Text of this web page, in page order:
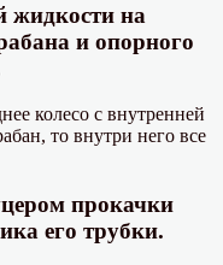
жидкости на
и опорного
колесо с внутренней
то внутри него все
прокачки
его трубки.